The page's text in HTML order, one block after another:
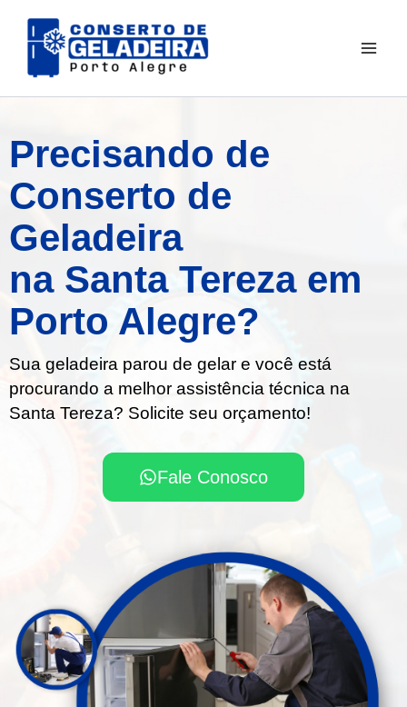
para
Precisando de
Conserto de
Geladeira
na Santa Tereza em
Porto Alegre?
Sua geladeira parou de gelar e você está
procurando a melhor assistência técnica na
Santa Tereza? Solicite seu orçamento!
Fale Conosco